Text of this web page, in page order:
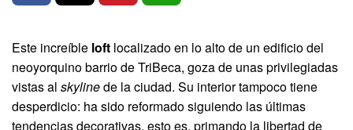
Este increíble loft localizado en lo alto de un edificio del
neoyorquino barrio de TriBeca, goza de unas privilegiadas
vistas al skylinede la ciudad. Su interior tampoco tiene
desperdicio: ha sido reformado siguiendo las últimas
tendencias decorativas, esto es, primando la libertad de